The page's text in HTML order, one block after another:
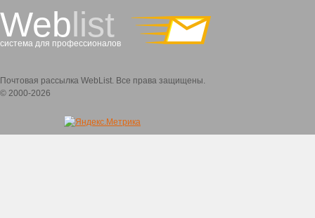
Weblist
система для профессионалов
Почтовая рассылка WebList. Все права защищены.
© 2000-2026